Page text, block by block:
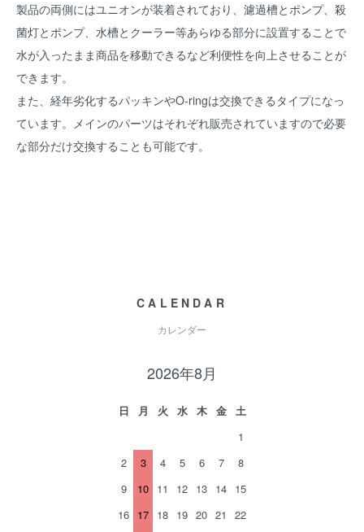
製品の両側にはユニオンが装着されており、濾過槽とポンプ、殺
菌灯とポンプ、水槽とクーラー等あらゆる部分に設置することで
水が入ったまま商品を移動できるなど利便性を向上させることが
できます。
また、経年劣化するパッキンやO-ringは交換できるタイプになっ
ています。メインのパーツはそれぞれ販売されていますので必要
な部分だけ交換することも可能です。
CALENDAR
カレンダー
2026年8月
日 月 火 水 木 金
土
1
2
3 4 5 6 7
8
9
10 11 12 13 14 15
16 17 18 19 20 21
22